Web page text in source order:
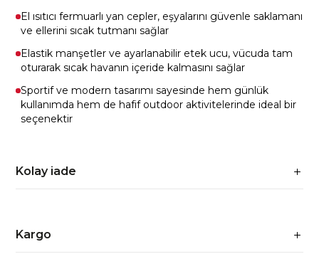
El ısıtıcı fermuarlı yan cepler, eşyalarını güvenle saklamanı
ve ellerini sıcak tutmanı sağlar
Elastik manşetler ve ayarlanabilir etek ucu, vücuda tam
oturarak sıcak havanın içeride kalmasını sağlar
Sportif ve modern tasarımı sayesinde hem günlük
kullanımda hem de hafif outdoor aktivitelerinde ideal bir
seçenektir
Kolay iade
Kargo